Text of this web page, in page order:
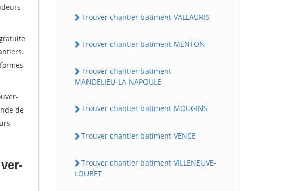
de
Trouver chantier batiment VALLAURIS
Trouver chantier batiment MENTON
Trouver chantier batiment
MANDELIEU-LA-NAPOULE
Trouver chantier batiment MOUGINS
Trouver chantier batiment VENCE
Trouver chantier batiment VILLENEUVE-
LOUBET